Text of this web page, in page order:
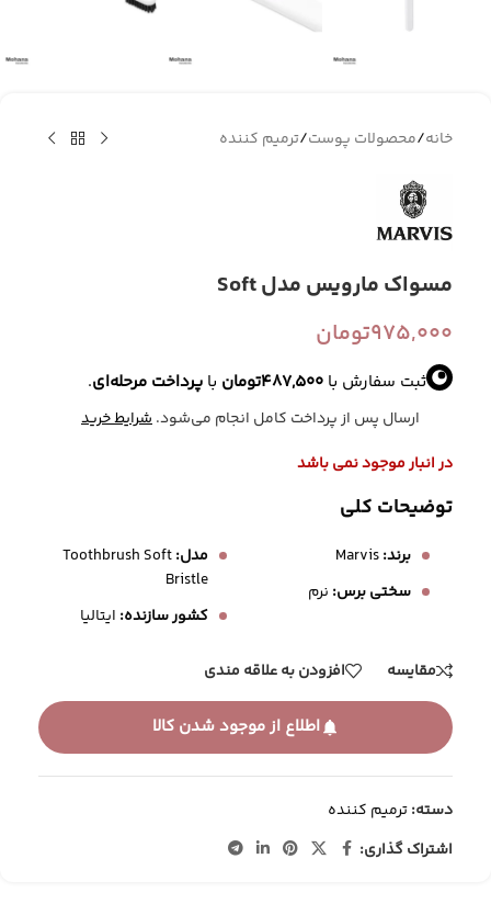
خانه/محصولات پوست/ترمیم کننده
مسواک مارویس مدل Soft
975,000تومان
ثبت سفارش با 487,500تومان با پرداخت مرحله‌ای.
ارسال پس از پرداخت کامل انجام می‌شود.شرایط خرید
در انبار موجود نمی باشد
توضیحات کلی
برند:
سختی برس: نرم
مدل:Toothbrush Soft
Bristle
کشور سازنده: ایتالیا
مقایسه افزودن به علاقه مندی
اطلاع از موجود شدن کالا
دسته:ترمیم کننده
اشتراک گذاری: